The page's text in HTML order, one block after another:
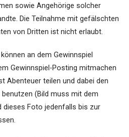
sowie Angehörige solcher
Die Teilnahme mit gefälschten
von Dritten ist nicht erlaubt.
an dem Gewinnspiel
Gewinnspiel-Posting mitmachen
Abenteuer teilen und dabei den
(Bild muss mit dem
dieses Foto jedenfalls bis zur